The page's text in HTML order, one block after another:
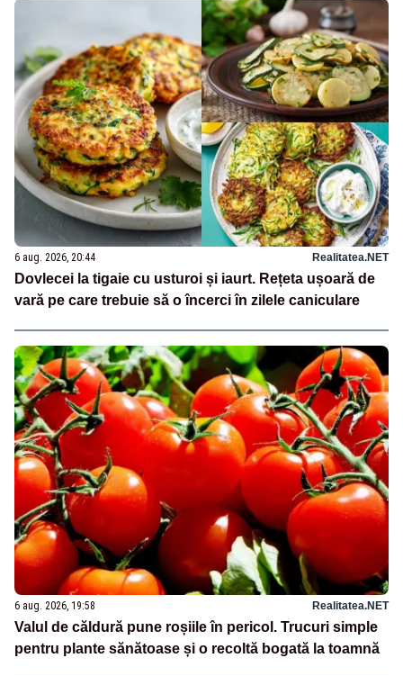
6 aug. 2026, 20:44 Realitatea.NET
Dovlecei la tigaie cu usturoi și iaurt. Rețeta ușoară de
vară pe care trebuie să o încerci în zilele caniculare
6 aug. 2026, 19:58 Realitatea.NET
Valul de căldură pune roșiile în pericol. Trucuri simple
pentru plante sănătoase și o recoltă bogată la toamnă